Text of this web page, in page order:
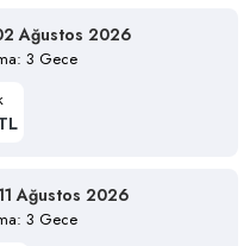
Ağustos 2026
3 Gece
Ağustos 2026
3 Gece